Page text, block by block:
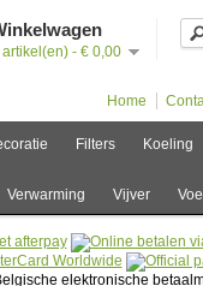
artikel(en) - € 0,00
Home
Filters Koeling
Verwarming Vijver